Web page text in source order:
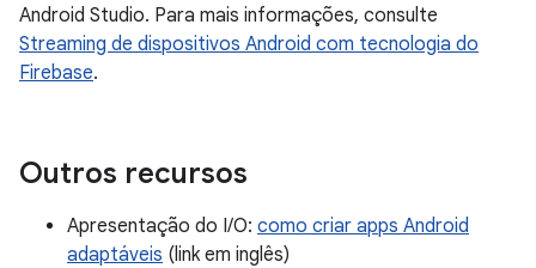
Android Studio. Para mais informações, consulte
Streaming de dispositivos Android com tecnologia do
Firebase.
Outros recursos
Apresentação do I/O: como criar apps Android
adaptáveis (link em inglês)